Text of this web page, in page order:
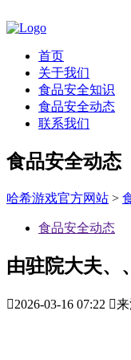
首页
关于我们
食品安全知识
食品安全动态
联系我们
食品安全动态
哈希游戏官方网站 >
食品安全动态
由驻院大夫、
2026-03-16 07:22 